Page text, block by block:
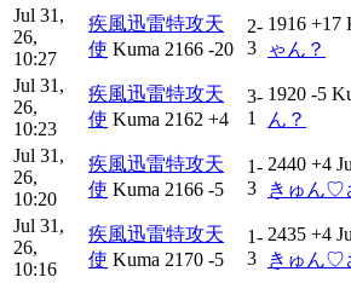
Jul 31,
26,
10:27
疾風迅雷特攻天
使 Kuma 2166 -20
2-
3
1916 +17
ゃん？
Jul 31,
26,
10:23
疾風迅雷特攻天
使 Kuma 2162 +4
3-
1
1920 -5
ん？
Jul 31,
26,
10:20
疾風迅雷特攻天
使 Kuma 2166 -5
1-
3
2440 +4
きゅん♡
Jul 31,
26,
10:16
疾風迅雷特攻天
使 Kuma 2170 -5
1-
3
2435 +4
きゅん♡